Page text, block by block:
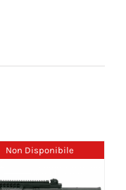
Non Disponibile